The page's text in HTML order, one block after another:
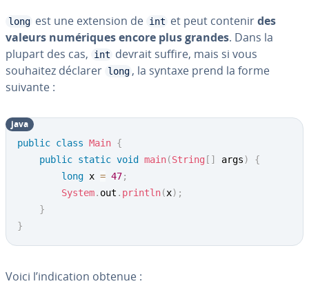
long est une extension de int et peut contenirdes
valeurs nu­mé­riques encore plus grandes. Dans la
plupart des cas,
int devrait suffire, mais si vous
souhaitez déclarer long , la syntaxe prend la forme
suivante :
public class Main {
public static void main(String [ ] args)
{
long x = 47;
System. out . println(x) ;
}
}
java
Voici l’in­di­ca­tion obtenue :